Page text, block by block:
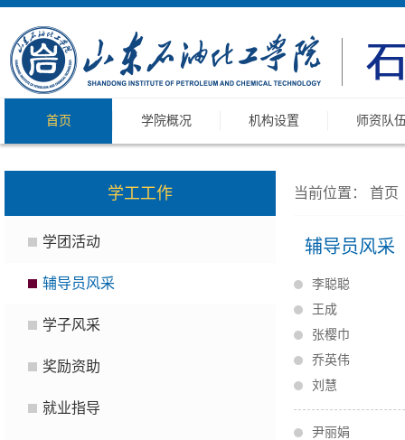
首页 学院概况 机构设置 师资队
学工工作
学团活动
辅导员风采
学子风采
奖励资助
就业指导
当前位置： 首页
辅导员风采
李聪聪
王成
张樱巾
乔英伟
刘慧
尹丽娟